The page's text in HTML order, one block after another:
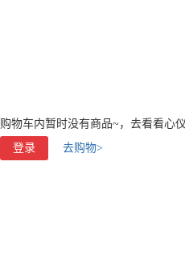
购物车内暂时没有商品~，去看看心
登录
去购物>